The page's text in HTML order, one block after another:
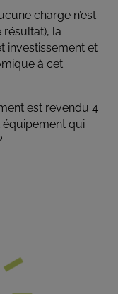
charge n’est
résultat), la
investissement et
à cet
est revendu 4
qui